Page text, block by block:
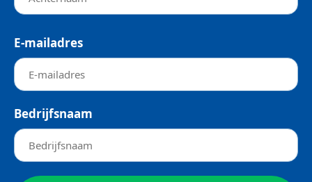
E-mailadres
Bedrijfsnaam